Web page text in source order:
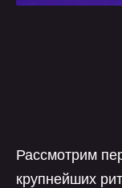
Рассмотрим
крупнейших